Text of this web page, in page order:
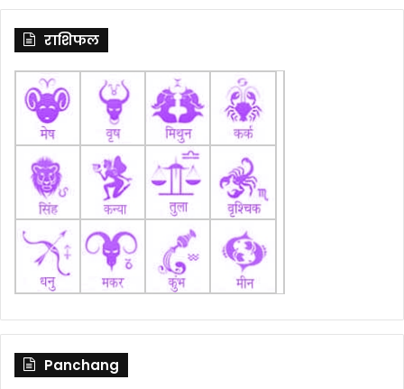
राशिफल
Panchang